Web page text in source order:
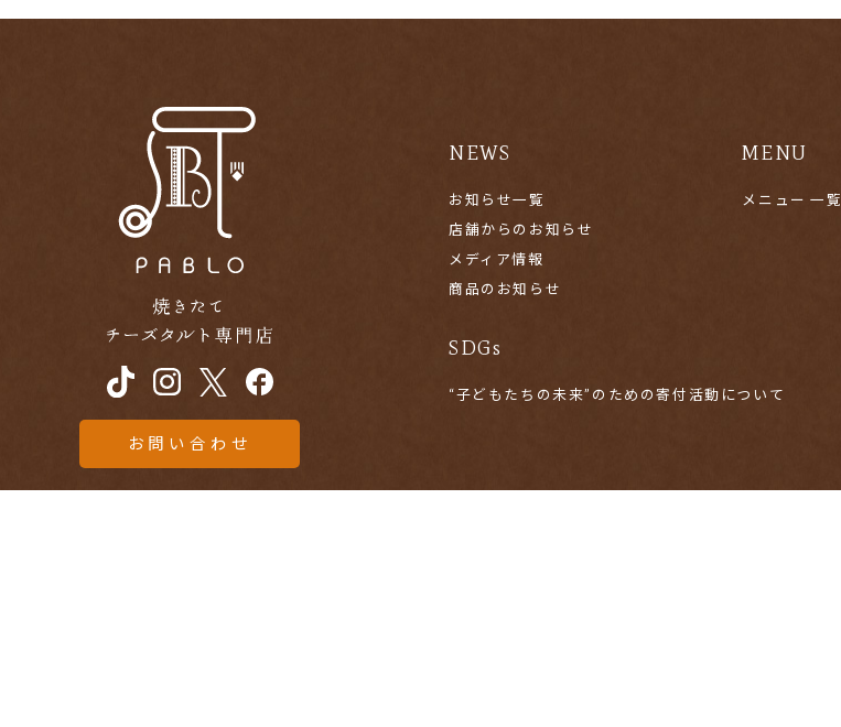
お問い合わせ
NEWS
お知らせ一覧
店舗からのお知らせ
メディア情報
商品のお知らせ
MENU
メニュー 一覧
SDGs
“子どもたちの未来”のための寄付活動について